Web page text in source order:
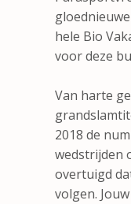
hele Bio
voor deze
Van harte
2018 de
wedstrijden
overtuigd
volgen.